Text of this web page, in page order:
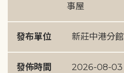
事屋
發布單位 新莊中港分館
發佈時間 2026-08-03